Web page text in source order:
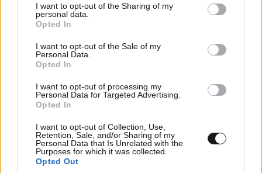
not limited to your visit or usage behaviour. You may click to
grant or deny consent to Google and its third-party tags to
use your data for below specified purposes in below Google
consent section.
I want to opt-out of the Sharing of my
personal data.
Opted In
I want to opt-out of the Sale of my
Personal Data.
Opted In
I want to opt-out of processing my
Personal Data for Targeted Advertising.
Opted In
I want to opt-out of Collection, Use,
Retention, Sale, and/or Sharing of my
Personal Data that Is Unrelated with the
Purposes for which it was collected.
Opted Out
της τραγούδι